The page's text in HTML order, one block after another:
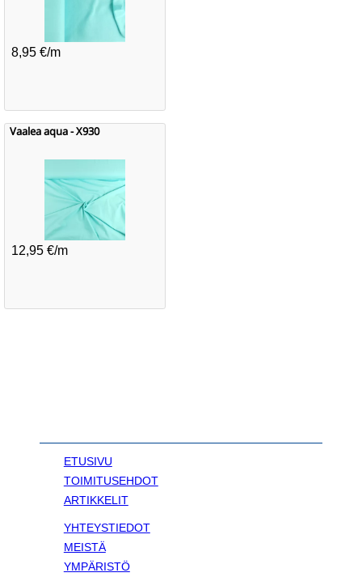
8,95 €/m
Vaalea aqua - X930
12,95 €/m
ETUSIVU
TOIMITUSEHDOT
ARTIKKELIT
YHTEYSTIEDOT
MEISTÄ
YMPÄRISTÖ